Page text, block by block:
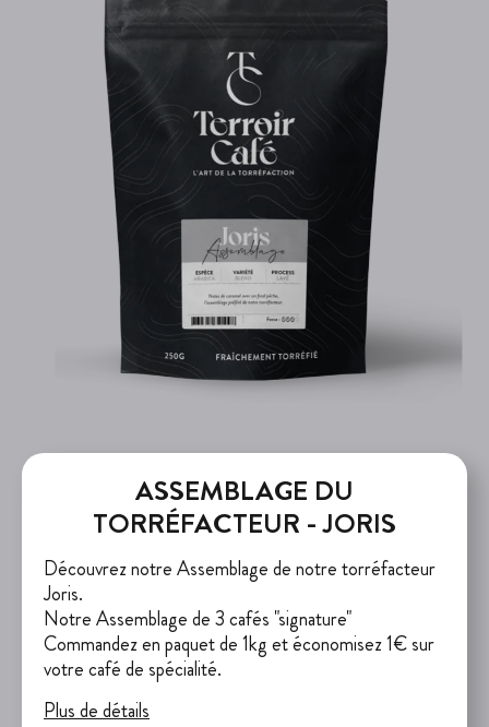
ASSEMBLAGE DU
TORRÉFACTEUR - JORIS
Découvrez notre Assemblage de notre torréfacteur
Joris.
Notre Assemblage de 3 cafés "signature"
Commandez en paquet de 1kg et économisez 1€ sur
votre café de spécialité.
Plus de détails